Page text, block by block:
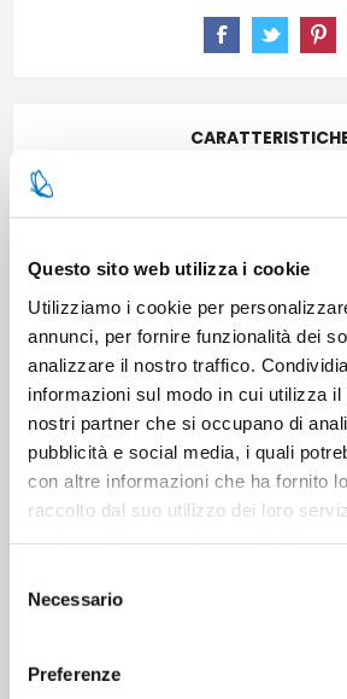
Questo sito web utilizza i cookie
Utilizziamo i cookie per
annunci, per fornire funzionalità dei
analizzare il nostro traffico.
informazioni sul modo in cui utilizza
nostri partner che si occupano di
pubblicità e social media, i quali
con altre informazioni che ha fornito
raccolto dal suo utilizzo dei loro
delNecessario
Preferenze
CONTATTACI
Pezzi per cartone
Cartoni per strato
Minimo di vendita